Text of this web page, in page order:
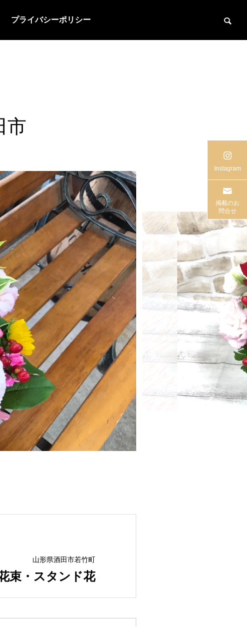
プライバシーポリシー
市
山形県酒田市若竹町
束・スタンド花
Instagram
掲載のお
問合せ